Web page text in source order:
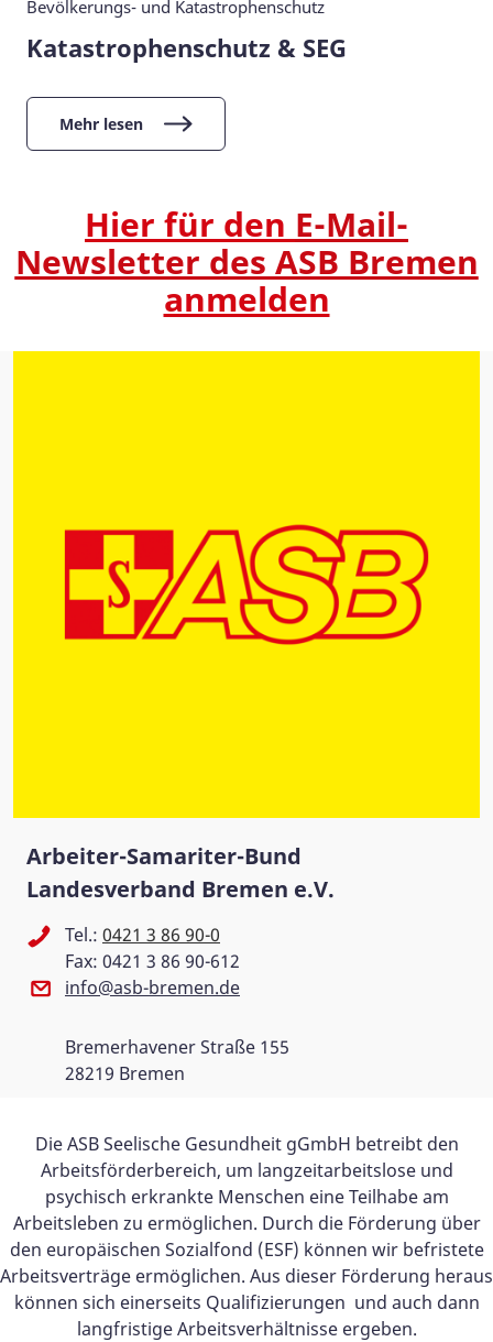
Bevölkerungs- und Katastrophenschutz
Katastrophenschutz & SEG
Mehr lesen
Hier für den E-Mail-
Newsletter des ASB Bremen
anmelden
Arbeiter-Samariter-Bund
Landesverband Bremen e.V.
Tel.: 0421 3 86 90-0
Fax: 0421 3 86 90-612
info@asb-bremen.de
Bremerhavener Straße 155
28219 Bremen
Die ASB Seelische Gesundheit gGmbH betreibt den
Arbeitsförderbereich, um langzeitarbeitslose und
psychisch erkrankte Menschen eine Teilhabe am
Arbeitsleben zu ermöglichen. Durch die Förderung über
den europäischen Sozialfond (ESF) können wir befristete
Arbeitsverträge ermöglichen. Aus dieser Förderung heraus
können sich einerseits Qualifizierungen und auch dann
langfristige Arbeitsverhältnisse ergeben.